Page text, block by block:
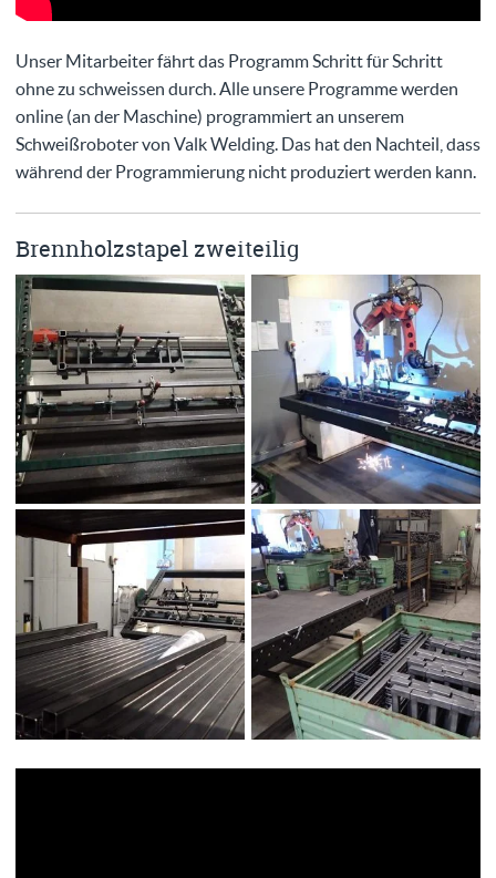
Unser Mitarbeiter fährt das Programm Schritt für Schritt
ohne zu schweissen durch. Alle unsere Programme werden
online (an der Maschine) programmiert an unserem
Schweißroboter von Valk Welding. Das hat den Nachteil, dass
während der Programmierung nicht produziert werden kann.
Brennholzstapel zweiteilig